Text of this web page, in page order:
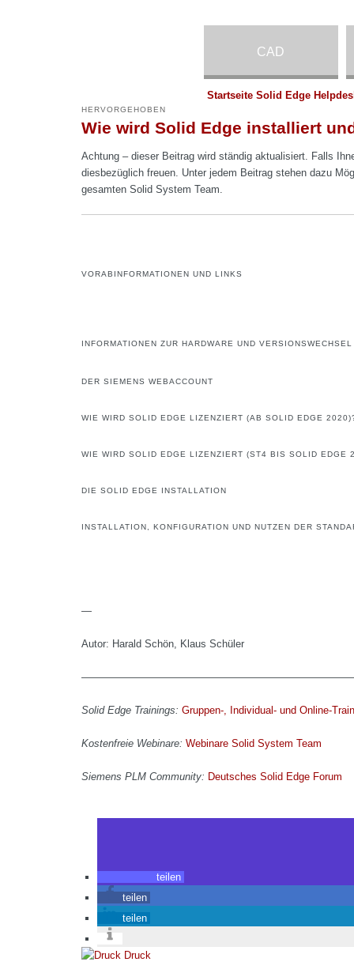
CAD
Startseite Solid Edge
Wie wird Solid Edge installiert
HERVORGEHOBEN
Achtung – dieser Beitrag wird ständig aktualisiert. Falls
diesbezüglich freuen. Unter jedem Beitrag stehen dazu
gesamten Solid System Team.
VORABINFORMATIONEN UND LINKS
INFORMATIONEN ZUR HARDWARE UND VERSIONSWECHSEL
DER SIEMENS WEBACCOUNT
WIE WIRD SOLID EDGE LIZENZIERT (AB SOLID EDGE
WIE WIRD SOLID EDGE LIZENZIERT (ST4 BIS SOLID EDGE
DIE SOLID EDGE INSTALLATION
INSTALLATION, KONFIGURATION UND NUTZEN DER
—
Autor: Harald Schön, Klaus Schüler
Solid Edge Trainings: Gruppen-, Individual- und Online-
Kostenfreie Webinare: Webinare Solid System Team
Siemens PLM Community: Deutsches Solid Edge Forum
teilen
teilen
teilen
Druck